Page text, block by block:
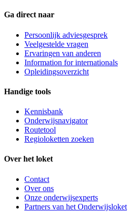
Ga direct naar
Persoonlijk adviesgesprek
Veelgestelde vragen
Ervaringen van anderen
Information for internationals
Opleidingsoverzicht
Handige tools
Kennisbank
Onderwijsnavigator
Routetool
Regioloketten zoeken
Over het loket
Contact
Over ons
Onze onderwijsexperts
Partners van het Onderwijsloket